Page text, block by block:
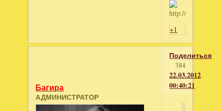
+1
Поделиться
384
22.03.2012
00:40:21
Багира
АДМИНИСТРАТОР